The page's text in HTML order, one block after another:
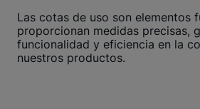
Las cotas de uso son elementos
proporcionan medidas precisas,
funcionalidad y eficiencia en la
nuestros productos.